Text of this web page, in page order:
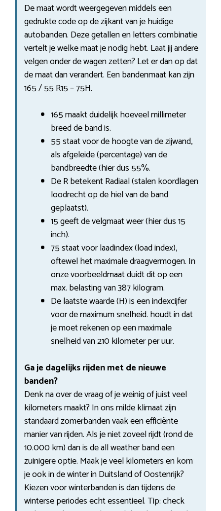
De maat wordt weergegeven middels een
gedrukte code op de zijkant van je huidige
autobanden. Deze getallen en letters combinatie
vertelt je welke maat je nodig hebt. Laat jij andere
velgen onder de wagen zetten? Let er dan op dat
de maat dan verandert. Een bandenmaat kan zijn
165 / 55 R15 – 75H.
165 maakt duidelijk hoeveel millimeter
breed de band is.
55 staat voor de hoogte van de zijwand,
als afgeleide (percentage) van de
bandbreedte (hier dus 55%.
De R betekent Radiaal (stalen koordlagen
loodrecht op de hiel van de band
geplaatst).
15 geeft de velgmaat weer (hier dus 15
inch).
75 staat voor laadindex (load index),
oftewel het maximale draagvermogen. In
onze voorbeeldmaat duidt dit op een
max. belasting van 387 kilogram.
De laatste waarde (H) is een indexcijfer
voor de maximum snelheid. houdt in dat
je moet rekenen op een maximale
snelheid van 210 kilometer per uur.
Ga je dagelijks rijden met de nieuwe
banden?
Denk na over de vraag of je weinig of juist veel
kilometers maakt? In ons milde klimaat zijn
standaard zomerbanden vaak een efficiënte
manier van rijden. Als je niet zoveel rijdt (rond de
10.000 km) dan is de all weather band een
zuinigere optie. Maak je veel kilometers en kom
je ook in de winter in Duitsland of Oostenrijk?
Kiezen voor winterbanden is dan tijdens de
winterse periodes echt essentieel. Tip: check